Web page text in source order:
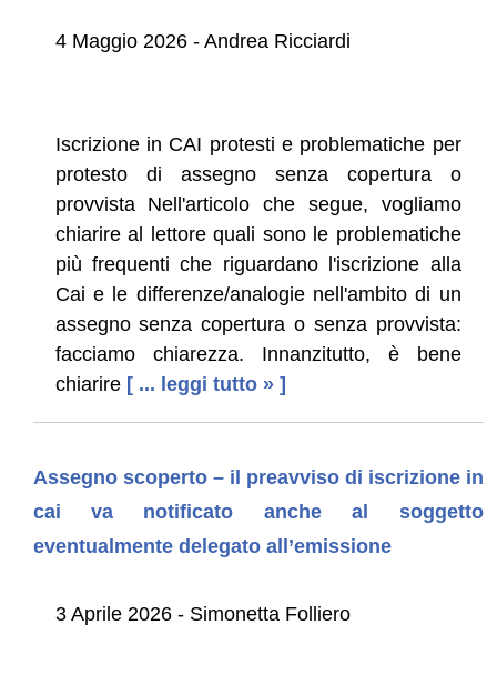
4 Maggio 2026 - Andrea Ricciardi
Iscrizione in CAI protesti e problematiche per
protesto di assegno senza copertura o
provvista Nell'articolo che segue, vogliamo
chiarire al lettore quali sono le problematiche
più frequenti che riguardano l'iscrizione alla
Cai e le differenze/analogie nell'ambito di un
assegno senza copertura o senza provvista:
facciamo chiarezza. Innanzitutto, è bene
chiarire [ ... leggi tutto » ]
Assegno scoperto – il preavviso di iscrizione in
cai va notificato anche al soggetto
eventualmente delegato all’emissione
3 Aprile 2026 - Simonetta Folliero